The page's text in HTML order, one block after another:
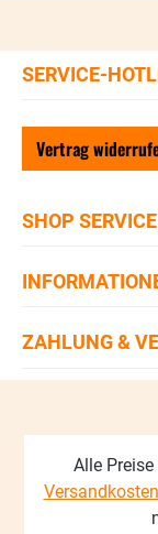
SERVICE-
Vertrag
SHOP SERVICE
ZAHLUNG &
Alle
Versandkosten